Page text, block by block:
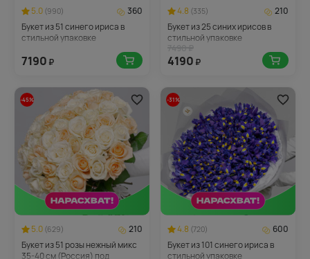
5.0 (990)
360
Букет из 51 синего ириса в
стильной упаковке
7190 ₽
4.8 (335)
210
Букет из 25 синих ирисов в
стильной упаковке
4190 ₽
-45%
5.0 (629)
210
Букет из 51 розы нежный микс
35-40 см (Россия) под
-31%
4.8 (720)
600
Букет из 101 синего ириса в
стильной упаковке